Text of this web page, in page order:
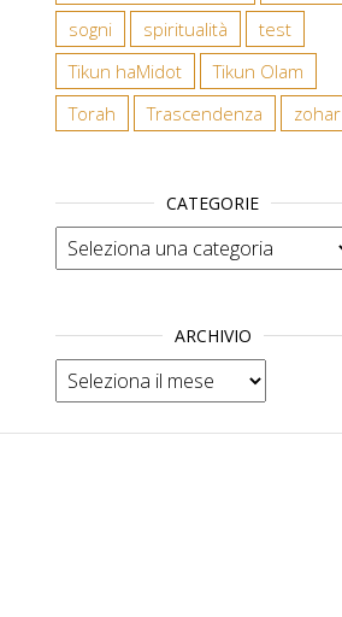
sogni
spiritualità
test
Tikun haMidot
Tikun Olam
Torah
Trascendenza zohar
CATEGORIE
Categorie
ARCHIVIO
Archivio